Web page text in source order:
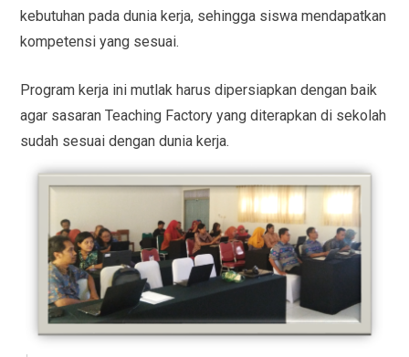
kebutuhan pada dunia kerja, sehingga siswa mendapatkan
kompetensi yang sesuai.
Program kerja ini mutlak harus dipersiapkan dengan baik
agar sasaran Teaching Factory yang diterapkan di sekolah
sudah sesuai dengan dunia kerja.